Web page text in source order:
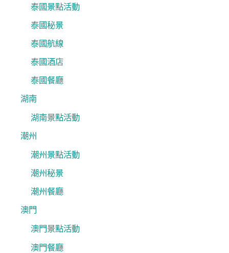
泰國景點活動
泰國秘景
泰國航線
泰國酒店
泰國餐廳
湖南
湖南景點活動
潮州
潮州景點活動
潮州秘景
潮州餐廳
澳門
澳門景點活動
澳門餐廳